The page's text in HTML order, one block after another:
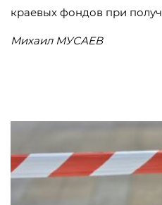
краевых фондов при
Михаил МУСАЕВ